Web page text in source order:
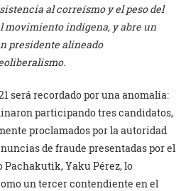
al correísmo y el peso del
movimiento indígena, y abre un
presidente alineado
será recordado por una anomalía:
participando tres candidatos,
proclamados por la autoridad
de fraude presentadas por el
Yaku Pérez, lo
un tercer contendiente en el